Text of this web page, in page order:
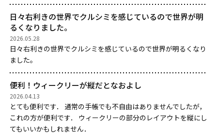
日々右利きの世界でクルシミを感じているので世界が明
るくなりました。
2026.05.28
日々右利きの世界でクルシミを感じているので世界が明るくなり
ました。
便利！ウィークリーが縦だとなおよし
2026.04.13
とても便利です． 通常の手帳でも不自由はありませんでしたが，
これの方が便利です． ウィークリーの部分のレイアウトを縦にし
てもいいかもしれません．